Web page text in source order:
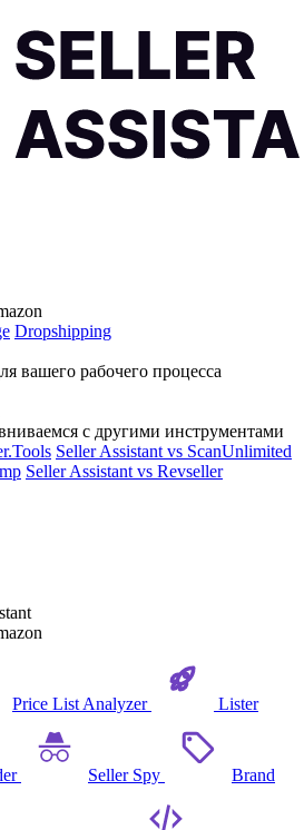
Dropshipping
вашего рабочего процесса
с другими инструментами
Seller Assistant vs ScanUnlimited
Seller Assistant vs Revseller
Price List Analyzer Lister
Seller Spy Brand